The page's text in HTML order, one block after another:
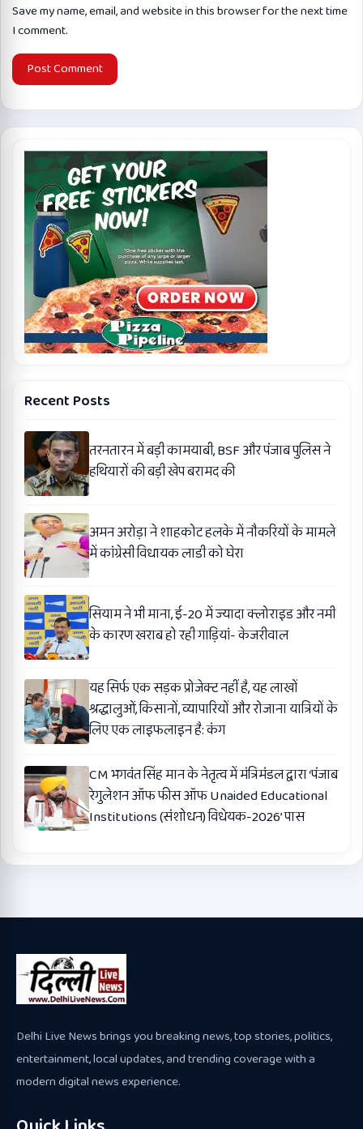
Save my name, email, and website in this browser for the next time
I comment.
Recent Posts
तरनतारन में बड़ी कामयाबी, BSF और पंजाब पुलिस ने
हथियारों की बड़ी खेप बरामद की
अमन अरोड़ा ने शाहकोट हलके में नौकरियों के मामले
में कांग्रेसी विधायक लाडी को घेरा
सियाम ने भी माना, ई-20 में ज्यादा क्लोराइड और नमी
के कारण खराब हो रही गाड़ियां- केजरीवाल
यह सिर्फ एक सड़क प्रोजेक्ट नहीं है, यह लाखों
श्रद्धालुओं, किसानों, व्यापारियों और रोजाना यात्रियों के
लिए एक लाइफलाइन है: कंग
CM भगवंत सिंह मान के नेतृत्व में मंत्रिमंडल द्वारा ‘पंजाब
रेगुलेशन ऑफ फीस ऑफ Unaided Educational
Institutions (संशोधन) विधेयक-2026’ पास
Delhi Live News brings you breaking news, top stories, politics,
entertainment, local updates, and trending coverage with a
modern digital news experience.